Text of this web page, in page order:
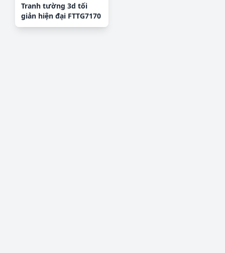
Tranh tường 3d tối
giản hiện đại FTTG7170